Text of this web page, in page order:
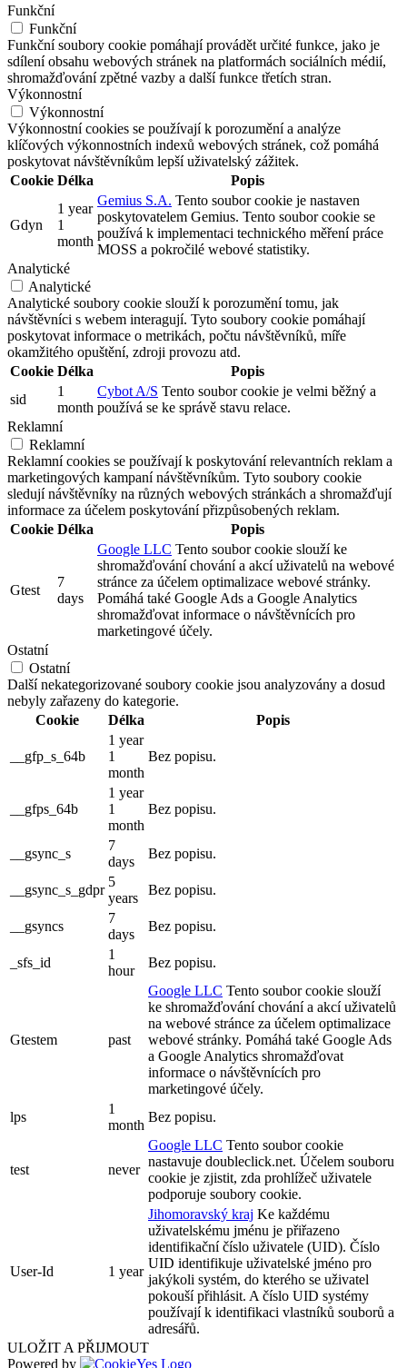
Funkční
Funkční
Funkční soubory cookie pomáhají provádět určité funkce, jako je
sdílení obsahu webových stránek na platformách sociálních médií,
shromažďování zpětné vazby a další funkce třetích stran.
Výkonnostní
Výkonnostní
Výkonnostní cookies se používají k porozumění a analýze
klíčových výkonnostních indexů webových stránek, což pomáhá
poskytovat návštěvníkům lepší uživatelský zážitek.
Cookie Délka Popis
Gdyn
1 year
1
month
Gemius S.A. Tento soubor cookie je nastaven
poskytovatelem Gemius. Tento soubor cookie se
používá k implementaci technického měření práce
MOSS a pokročilé webové statistiky.
Analytické
Analytické
Analytické soubory cookie slouží k porozumění tomu, jak
návštěvníci s webem interagují. Tyto soubory cookie pomáhají
poskytovat informace o metrikách, počtu návštěvníků, míře
okamžitého opuštění, zdroji provozu atd.
Cookie Délka
Popis
sid
1
month
Cybot A/S Tento soubor cookie je velmi běžný a
používá se ke správě stavu relace.
Reklamní
Reklamní
Reklamní cookies se používají k poskytování relevantních reklam a
marketingových kampaní návštěvníkům. Tyto soubory cookie
sledují návštěvníky na různých webových stránkách a shromažďují
informace za účelem poskytování přizpůsobených reklam.
Cookie Délka Popis
Gtest
7
days
Google LLC Tento soubor cookie slouží ke
shromažďování chování a akcí uživatelů na webové
stránce za účelem optimalizace webové stránky.
Pomáhá také Google Ads a Google Analytics
shromažďovat informace o návštěvnících pro
marketingové účely.
Ostatní
Ostatní
Další nekategorizované soubory cookie jsou analyzovány a dosud
nebyly zařazeny do kategorie.
Cookie
Délka Popis
__gfp_s_64b
1 year
1
month
Bez popisu.
__gfps_64b
1 year
1
month
Bez popisu.
__gsync_s
7
days
Bez popisu.
__gsync_s_gdpr
5
years
Bez popisu.
__gsyncs
7
days
Bez popisu.
_sfs_id
1
hour
Bez popisu.
Gtestem past
Google LLC Tento soubor cookie slouží
ke shromažďování chování a akcí uživatelů
na webové stránce za účelem optimalizace
webové stránky. Pomáhá také Google Ads
a Google Analytics shromažďovat
informace o návštěvnících pro
marketingové účely.
lps
1
month
Bez popisu.
test never
Google LLC Tento soubor cookie
nastavuje doubleclick.net. Účelem souboru
cookie je zjistit, zda prohlížeč uživatele
podporuje soubory cookie.
User-Id 1 year
Jihomoravský kraj Ke každému
uživatelskému jménu je přiřazeno
identifikační číslo uživatele (UID). Číslo
UID identifikuje uživatelské jméno pro
jakýkoli systém, do kterého se uživatel
pokouší přihlásit. A číslo UID systémy
používají k identifikaci vlastníků souborů a
adresářů.
ULOŽIT A PŘIJMOUT
Powered by